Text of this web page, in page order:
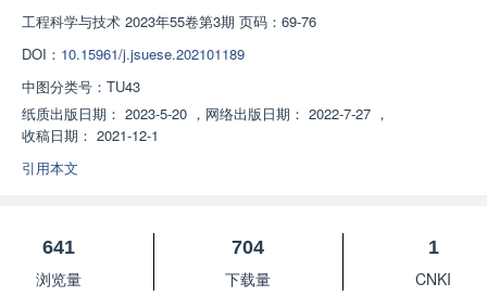
工程科学与技术 2023年55卷第3期 页码：69-76
DOI： 10.15961/j.jsuese.202101189
中图分类号： TU43
纸质出版日期： 2023-5-20 ， 网络出版日期： 2022-7-27 ，
收稿日期： 2021-12-1
引用本文
641
浏览量
704
下载量
1
CNKI